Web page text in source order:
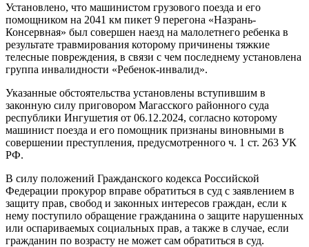
Установлено, что машинистом грузового поезда и его
помощником на 2041 км пикет 9 перегона «Назрань-
Консервная» был совершен наезд на малолетнего ребенка в
результате травмирования которому причинены тяжкие
телесные повреждения, в связи с чем последнему установлена
группа инвалидности «Ребенок-инвалид».
Указанные обстоятельства установлены вступившим в
законную силу приговором Магасского районного суда
республики Ингушетия от 06.12.2024, согласно которому
машинист поезда и его помощник признаны виновными в
совершении преступления, предусмотренного ч. 1 ст. 263 УК
РФ.
В силу положений Гражданского кодекса Российской
Федерации прокурор вправе обратиться в суд с заявлением в
защиту прав, свобод и законных интересов граждан, если к
нему поступило обращение гражданина о защите нарушенных
или оспариваемых социальных прав, а также в случае, если
гражданин по возрасту не может сам обратиться в суд.